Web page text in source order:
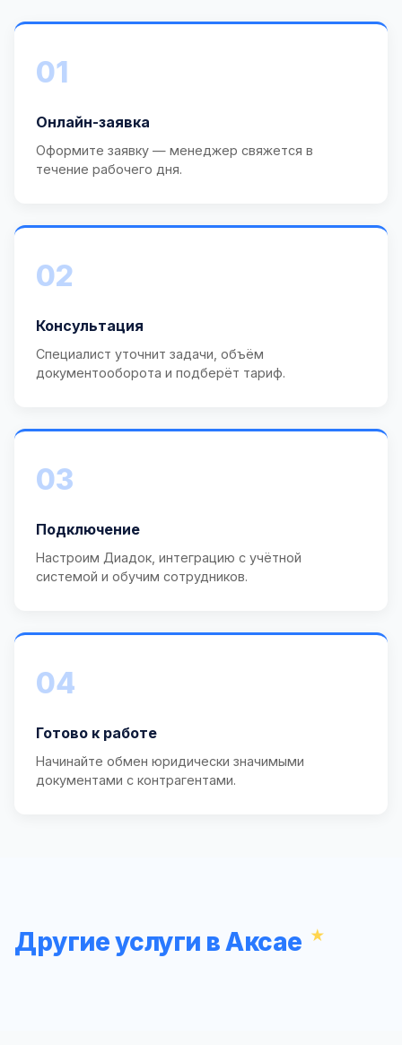
01
Онлайн-заявка
Оформите заявку — менеджер свяжется в
течение рабочего дня.
02
Консультация
Специалист уточнит задачи, объём
документооборота и подберёт тариф.
03
Подключение
Настроим Диадок, интеграцию с учётной
системой и обучим сотрудников.
04
Готово к работе
Начинайте обмен юридически значимыми
документами с контрагентами.
Другие услуги в Аксае